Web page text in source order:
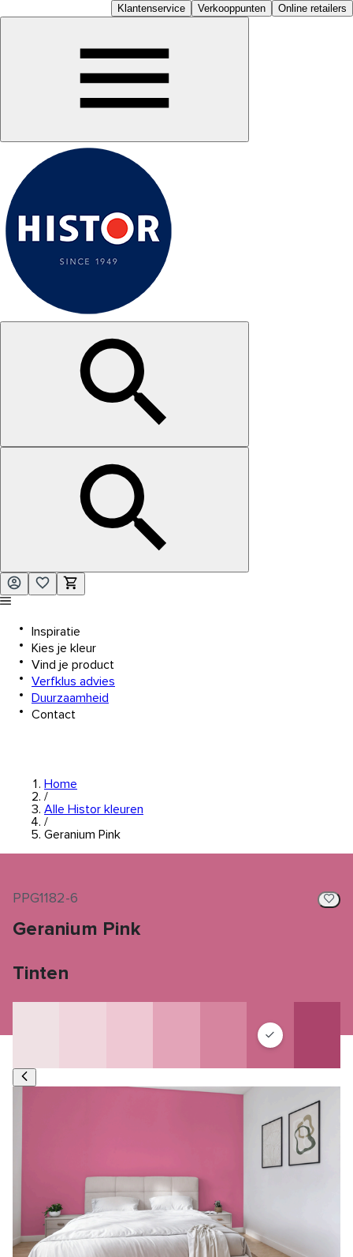
Klantenservice Verkooppunten Online retailers
Inspiratie
Kies je kleur
Vind je product
Verfklus advies
Duurzaamheid
Contact
Home
/
Alle Histor kleuren
/
Geranium Pink
PPG1182-6
Geranium Pink
Tinten